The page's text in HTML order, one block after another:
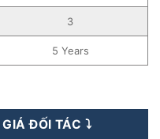
3
5 Years
– 3 pha – Biến Tần Hòa
ĐỐI TÁC ⤵️